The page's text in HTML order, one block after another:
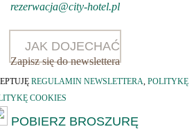
rezerwacja@city-hotel.pl
JAK DOJECHAĆ
Zapisz się do newslettera
REGULAMIN NEWSLETTERA, POLITYKĘ
COOKIES
POBIERZ BROSZURĘ